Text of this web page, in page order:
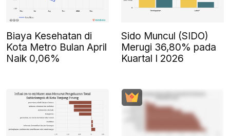
Biaya Kesehatan di
Kota Metro Bulan April
Naik 0,06%
Sido Muncul (SIDO)
Merugi 36,80% pada
Kuartal I 2026